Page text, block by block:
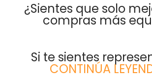
¿Sientes que solo
compras más
Si te sientes
CONTINÚA